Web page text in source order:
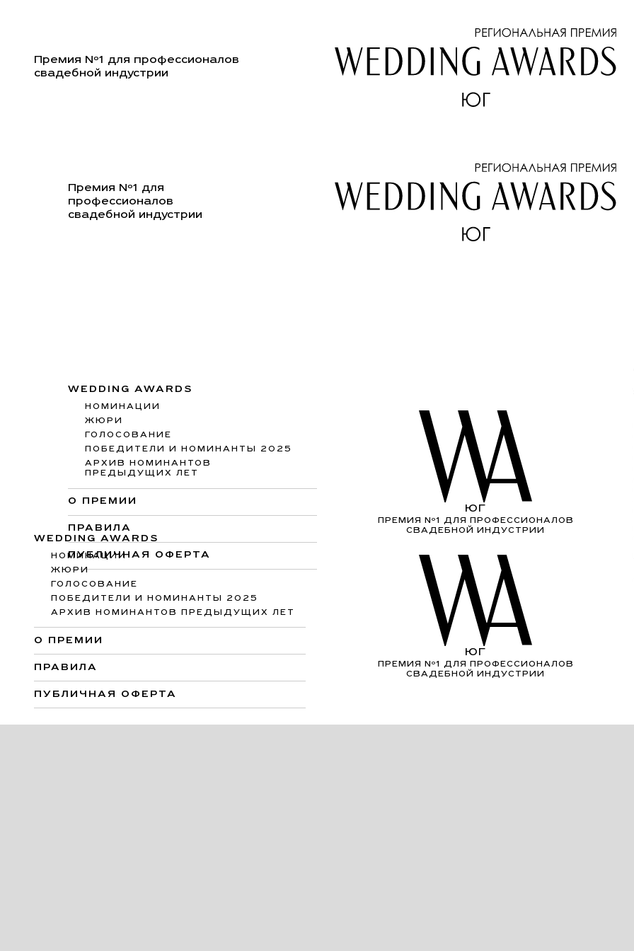
Премия Nº1 для профессионалов
свадебной индустрии
Премия Nº1 для
профессионалов
свадебной индустрии
WEDDING AWARDS
НОМИНАЦИИ
ЖЮРИ
ГОЛОСОВАНИЕ
ПОБЕДИТЕЛИ И НОМИНАНТЫ 2025
АРХИВ НОМИНАНТОВ
ПРЕДЫДУЩИХ ЛЕТ
О ПРЕМИИ
ПРАВИЛА
ПУБЛИЧНАЯ ОФЕРТА
ЮГ
ПРЕМИЯ Nº1 ДЛЯ ПРОФЕССИОНАЛОВ
СВАДЕБНОЙ ИНДУСТРИИ
WEDDING AWARDS
НОМИНАЦИИ
ЖЮРИ
ГОЛОСОВАНИЕ
ПОБЕДИТЕЛИ И НОМИНАНТЫ 2025
АРХИВ НОМИНАНТОВ ПРЕДЫДУЩИХ ЛЕТ
О ПРЕМИИ
ПРАВИЛА
ПУБЛИЧНАЯ ОФЕРТА
ЮГ
ПРЕМИЯ Nº1 ДЛЯ ПРОФЕССИОНАЛОВ
СВАДЕБНОЙ ИНДУСТРИИ